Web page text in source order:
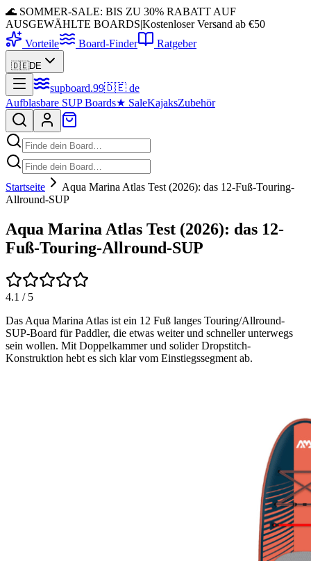
🌊 SOMMER-SALE: BIS ZU 30% RABATT AUF
AUSGEWÄHLTE BOARDS|Kostenloser Versand ab €50
Vorteile
Board-Finder Ratgeber
🇩🇪DE
supboard.99🇩🇪 de
Aufblasbare SUP Boards★ SaleKajaksZubehör
Startseite
Aqua Marina Atlas Test (2026): das 12-Fuß-Touring-
Allround-SUP
Aqua Marina Atlas Test (2026): das 12-
Fuß-Touring-Allround-SUP
4.1 / 5
Das Aqua Marina Atlas ist ein 12 Fuß langes Touring/Allround-
SUP-Board für Paddler, die etwas weiter und schneller unterwegs
sein wollen. Mit Doppelkammer und solider Dropstitch-
Konstruktion hebt es sich klar vom Einstiegssegment ab.